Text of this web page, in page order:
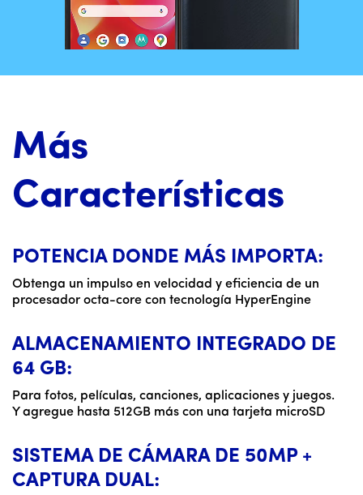
Más
Características
POTENCIA DONDE MÁS IMPORTA:
Obtenga un impulso en velocidad y eficiencia de un
procesador octa-core con tecnología HyperEngine
ALMACENAMIENTO INTEGRADO DE
64 GB:
Para fotos, películas, canciones, aplicaciones y juegos.
Y agregue hasta 512GB más con una tarjeta microSD
SISTEMA DE CÁMARA DE 50MP +
CAPTURA DUAL: